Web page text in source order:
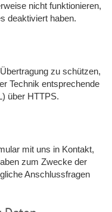
nicht funktionieren,
deaktiviert haben.
zu schützen,
Technik entsprechende
über HTTPS.
mit uns in Kontakt,
zum Zwecke der
Anschlussfragen